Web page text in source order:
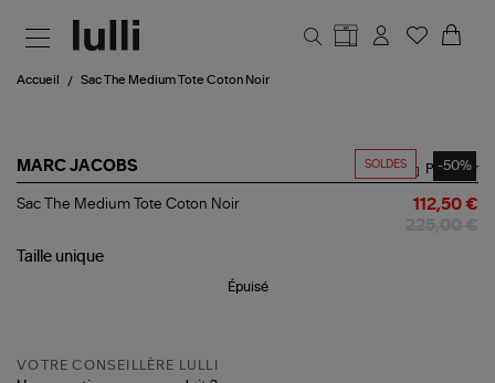
Accueil Sac The Medium Tote Coton Noir
SOLDES -50%
MARC JACOBS
Sac
Tote
Partager
Sac The Medium Tote Coton Noir 112,50 €
Taille unique
Épuisé
VOTRE CONSEILLÈRE LULLI